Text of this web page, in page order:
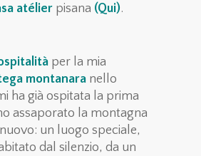
atélier pisana (Qui).
per la mia
montanara nello
ha già ospitata la prima
assaporato la montagna
un luogo speciale,
dal silenzio, da un